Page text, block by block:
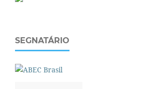
SEGNATÁRIO